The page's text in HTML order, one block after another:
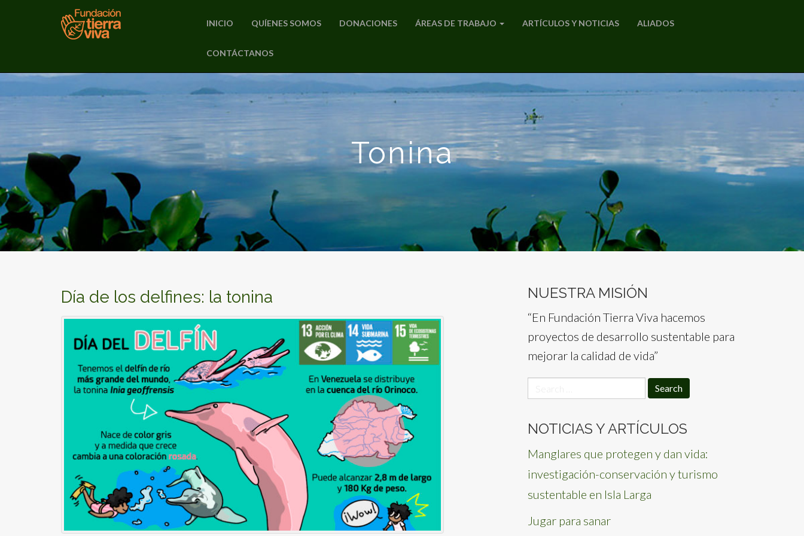
MENU
to
INICIO QUÍENES SOMOS DONACIONES ÁREAS DE TRABAJO ARTÍCULOS Y NOTICIAS ALIADOS
CONTÁCTANOS
Tonina
Día de los delfines: la tonina NUESTRA MISIÓN
“En Fundación Tierra Viva hacemos
proyectos de desarrollo sustentable para
mejorar la calidad de vida”
for:
NOTICIAS Y ARTÍCULOS
Manglares que protegen y dan vida:
investigación-conservación y turismo
sustentable en Isla Larga
Jugar para sanar